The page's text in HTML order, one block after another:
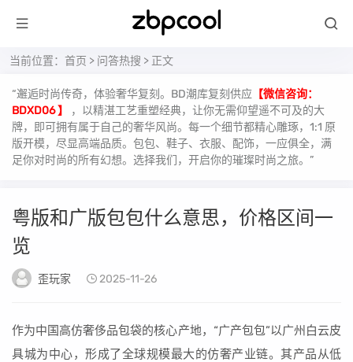
当前位置： 首页 > 问答热搜 > 正文
“邂逅时尚传奇，体验奢华复刻。BD潮库复刻供应 【微信咨询：
BDXD06 】
，以精湛工艺重塑经典，让你无需仰望遥不可及的大
牌，即可拥有属于自己的奢华风尚。每一个细节都精心雕琢，1:1 原
版开模，尽显高端品质。包包、鞋子、衣服、配饰，一应俱全，满
足你对时尚的所有幻想。选择我们，开启你的璀璨时尚之旅。”
粤版和广版包包什么意思，价格区间一
览
歪玩家 2025-11-26
作为中国高仿奢侈品包袋的核心产地，“广产包包”以广州白云皮
具城为中心，形成了全球规模最大的仿奢产业链。其产品从低